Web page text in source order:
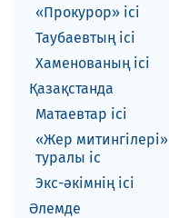
«Прокурор» ісі
Таубаевтың ісі
Хаменованың ісі
Қазақстанда
Матаевтар ici
«Жер митингілері»
туралы іс
Экс-әкiмнiң iсi
Әлемде